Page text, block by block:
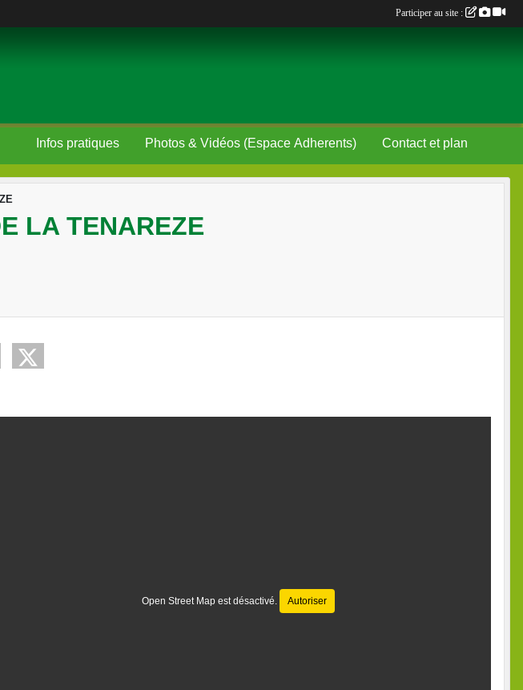
Infos pratiques Photos & Vidéos (Espace Adherents) Contact et plan
LA TENAREZE
Open Street Map est désactivé. Autoriser
Participer au site :